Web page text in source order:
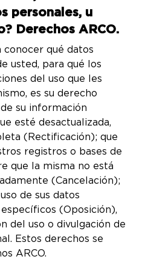
personales, u
Derechos ARCO.
conocer qué datos
usted, para qué los
del uso que les
es su derecho
su información
esté desactualizada,
(Rectificación); que
registros o bases de
que la misma no está
(Cancelación);
de sus datos
(Oposición),
del uso o divulgación de
Estos derechos se
ARCO.